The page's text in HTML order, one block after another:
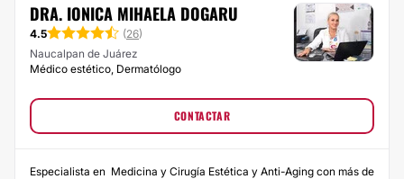
DRA. IONICA MIHAELA DOGARU
4.5 (26)
Naucalpan de Juárez
Médico estético, Dermatólogo
CONTACTAR
Especialista en Medicina y Cirugía Estética y Anti-Aging con más de